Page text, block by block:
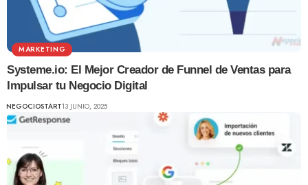
MARKETING
Systeme.io: El Mejor Creador de Funnel de Ventas para
Impulsar tu Negocio Digital
NEGOCIOSTART13 JUNIO, 2025